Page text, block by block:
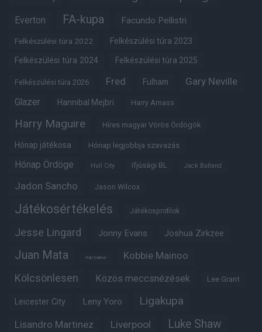
Everton FA-kupa Facundo Pellistri
Felkészülési túra 2022 Felkészülési túra 2023
Felkészülési túra 2024 Felkészülési túra 2025
Felkészülési túra 2026 Fred Fulham Gary Neville
Glazer Hannibal Mejbri Harry Amass
Harry Maguire Híres magyar Vörös Ördögök
Hónap játékosa Hónap legjobbja szavazás
Hónap Ördöge Hull City Ifjúsági BL Jack Butland
Jadon Sancho Jason Wilcox
Játékosértékelés Játékosprofilok
Jesse Lingard Jonny Evans Joshua Zirkzee
Juan Mata Karl Darlow Kobbie Mainoo
Kölcsönlesen Közös meccsnézések Lee Grant
Leicester City Leny Yoro Ligakupa
Lisandro Martinez Liverpool Luke Shaw